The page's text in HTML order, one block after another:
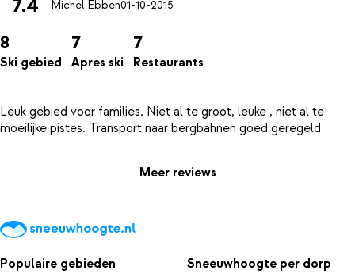
Michel Ebben01-10-2015
8
Ski gebied
7
Apres ski
7
Restaurants
Leuk gebied voor families. Niet al te groot, leuke , niet al te
Meer reviews
Populaire gebieden Sneeuwhoogte per dorp